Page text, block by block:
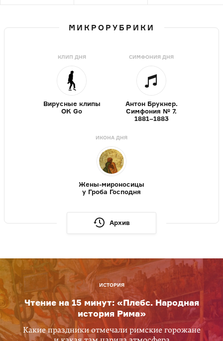
МИКРОРУБРИКИ
КЛИП ДНЯ
Вирусные клипы
OK Go
СИМФОНИЯ ДНЯ
Антон Брукнер.
Симфония № 7.
1881–1883
ИКОНА ДНЯ
Жены-мироносицы
у Гроба Господня
Архив
ИСТОРИЯ
Чтение на 15 минут: «Плебс. Народная
история Рима»
Какие праздники отмечали римские горожане